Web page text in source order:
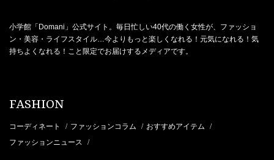
小学館「Domani」公式サイト。毎日忙しい40代の働く女性が、ファッショ
ン・美容・ライフスタイル…今よりもっと楽しくなれる！元気になれる！気
持ちよくなれる！こと限定でお届けするメディアです。
FASHION
コーディネート / ファッションコラム / おすすめアイテム /
ファッションニュース /